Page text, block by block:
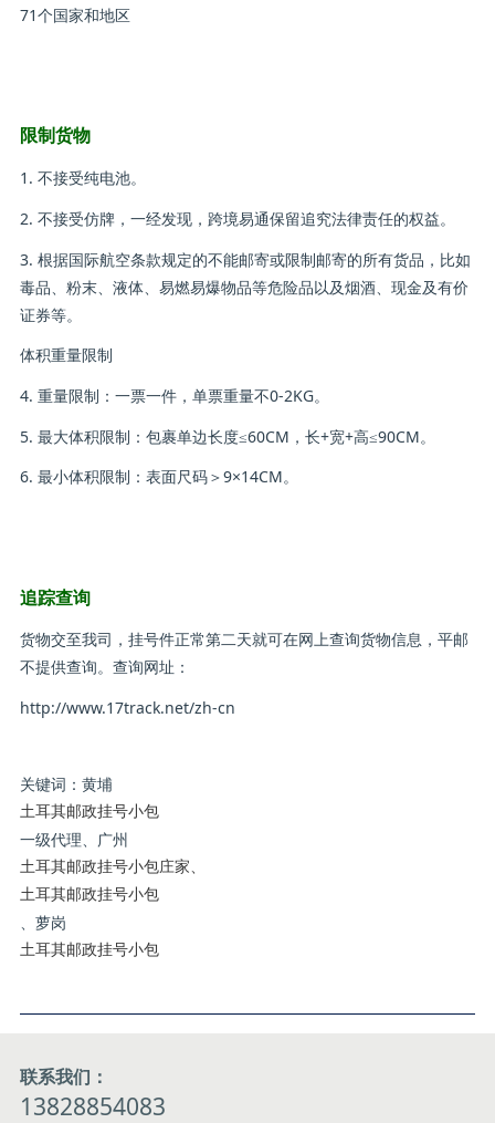
71个国家和地区
限制货物
1. 不接受纯电池。
2. 不接受仿牌，一经发现，跨境易通保留追究法律责任的权益。
3. 根据国际航空条款规定的不能邮寄或限制邮寄的所有货品，比如
毒品、粉末、液体、易燃易爆物品等危险品以及烟酒、现金及有价
证券等。
体积重量限制
4. 重量限制：一票一件，单票重量不0-2KG。
5. 最大体积限制：包裹单边长度≤60CM，长+宽+高≤90CM。
6. 最小体积限制：表面尺码＞9×14CM。
追踪查询
货物交至我司，挂号件正常第二天就可在网上查询货物信息，平邮
不提供查询。查询网址：
http://www.17track.net/zh-cn
关键词：黄埔
土耳其邮政挂号小包
一级代理、广州
土耳其邮政挂号小包庄家、
土耳其邮政挂号小包
、萝岗
土耳其邮政挂号小包
联系我们：
13828854083